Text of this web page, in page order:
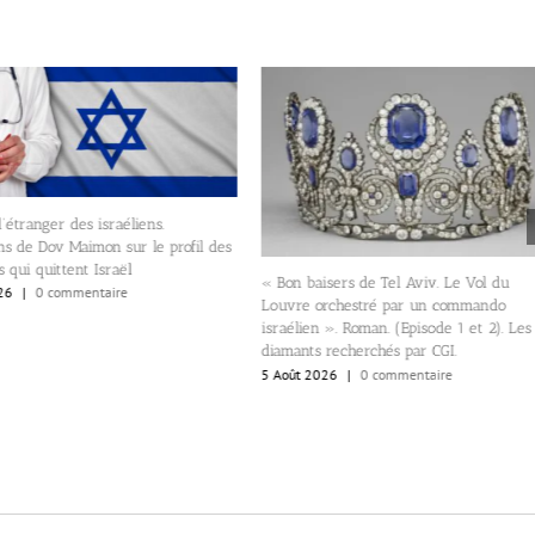
des israéliens.
de Dov Maimon sur le profil des
qui quittent Israël
| 0 commentaire
« Bon baisers de Tel Aviv. Le Vol du
Louvre orchestré par un commando
israélien ». Roman. (Episode 1 et 2). Les
diamants recherchés par CGI.
5 Août 2026 | 0 commentaire